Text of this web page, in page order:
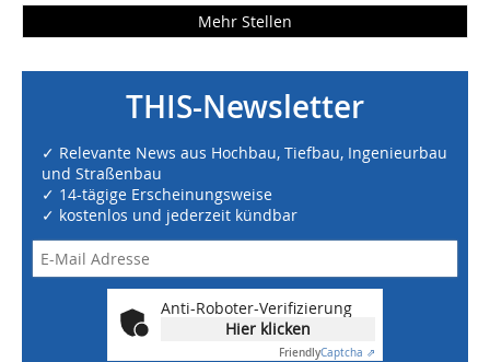
Mehr Stellen
THIS-Newsletter
✓ Relevante News aus Hochbau, Tiefbau, Ingenieurbau
und Straßenbau
✓ 14-tägige Erscheinungsweise
✓ kostenlos und jederzeit kündbar
Anti-Roboter-Verifizierung
Hier klicken
FriendlyCaptcha ⇗